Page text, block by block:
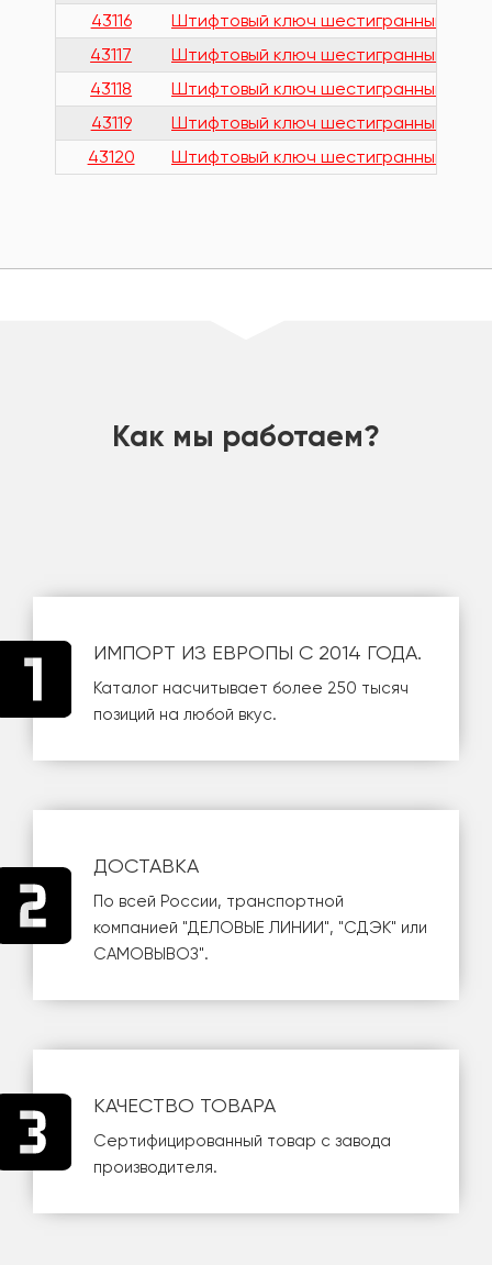
43116
Штифтовый ключ шестигранный
43117
Штифтовый ключ шестигранный
43118
Штифтовый ключ шестигранный
43119
Штифтовый ключ шестигранный
43120
Штифтовый ключ шестигранный
Как мы работаем?
ИМПОРТ ИЗ ЕВРОПЫ С 2014 ГОДА.
Каталог насчитывает более 250 тысяч
позиций на любой вкус.
ДОСТАВКА
По всей России, транспортной
компанией "ДЕЛОВЫЕ ЛИНИИ", "СДЭК" или
САМОВЫВОЗ".
КАЧЕСТВО ТОВАРА
Сертифицированный товар с завода
производителя.